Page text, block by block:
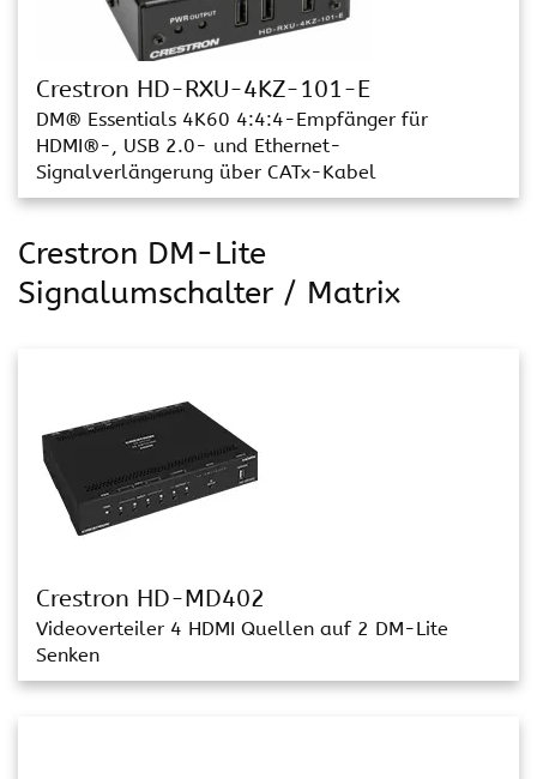
Crestron HD-RXU-4KZ-101-E
DM® Essentials 4K60 4:4:4-Empfänger für
HDMI®-, USB 2.0- und Ethernet-
Signalverlängerung über CATx-Kabel
Crestron DM-Lite
Signalumschalter / Matrix
Crestron HD-MD402
Videoverteiler 4 HDMI Quellen auf 2 DM-Lite
Senken